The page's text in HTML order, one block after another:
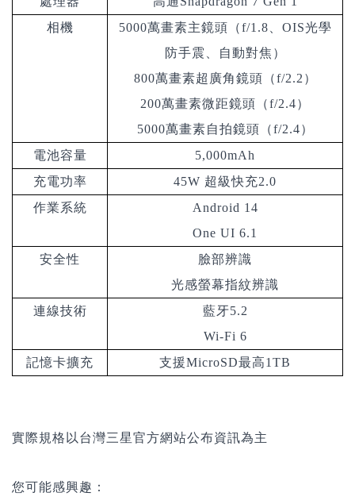
相機
5000萬畫素主鏡頭（f/1.8、OIS光學
防手震、自動對焦）
800萬畫素超廣角鏡頭（f/2.2）
200萬畫素微距鏡頭（f/2.4）
5000萬畫素自拍鏡頭（f/2.4）
電池容量
5,000mAh
充電功率
45W 超級快充2.0
作業系統
Android 14
One UI 6.1
安全性
臉部辨識
光感螢幕指紋辨識
連線技術
藍牙5.2
Wi-Fi 6
記憶卡擴充
支援MicroSD最高1TB
實際規格以台灣三星官方網站公布資訊為主
您可能感興趣：